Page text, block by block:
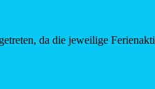
da die jeweilige